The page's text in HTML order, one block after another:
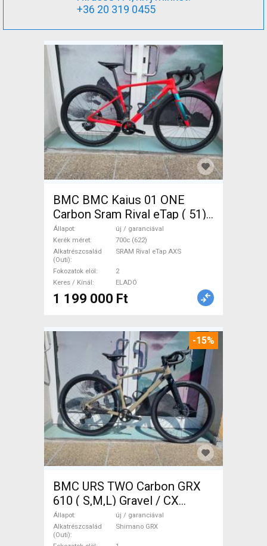
+36 20 319 0455
BMC BMC Kaius 01 ONE
Carbon Sram Rival eTap ( 51)
Gravel / CX SRAM Rival eTap
AXS tárcsafék új / garanciával
ELADÓ
Állapot
új / garanciával
Kerék méret
700c (622)
Alkatrészcsalád
(Outi)
SRAM Rival eTap AXS
Fokozatok elöl
2
Keres / Kínál
ELADÓ
1 199 000 Ft
-15%
BMC URS TWO Carbon GRX
610 ( S,M,L) Gravel / CX
Shimano GRX tárcsafék új /
garanciával ELADÓ
Állapot
új / garanciával
Alkatrészcsalád
(Outi)
Shimano GRX